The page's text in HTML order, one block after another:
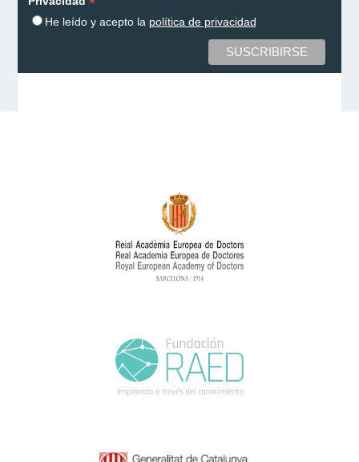
He leído y acepto la política de privacidad